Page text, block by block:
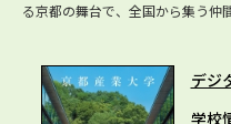
る京都の舞台で、全国から集う仲
デジ
学校